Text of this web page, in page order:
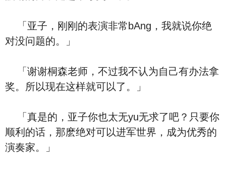
「亚子，刚刚的表演非常bAng，我就说你绝
对没问题的。」
「谢谢桐森老师，不过我不认为自己有办法拿
奖。所以现在这样就可以了。」
「真是的，亚子你也太无yu无求了吧？只要你
顺利的话，那麽绝对可以进军世界，成为优秀的
演奏家。」